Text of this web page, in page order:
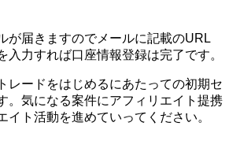
が届きますのでメールに記載のURL
入力すれば口座情報登録は完了です。
レードをはじめるにあたっての初期セ
。気になる案件にアフィリエイト提携
イト活動を進めていってください。